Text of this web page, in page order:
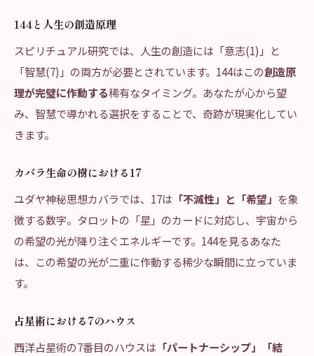
144と人生の創造原理
スピリチュアル研究では、人生の創造には「意志(1)」と
「智慧(7)」の両方が必要とされています。144はこの創造原
理が完璧に作動する稀有なタイミング。あなたが心から望
み、智慧で導かれる選択をすることで、奇跡が現実化してい
きます。
カバラ生命の樹における17
ユダヤ神秘思想カバラでは、17は 「不滅性」と「希望」 を象
徴する数字。タロットの「星」のカードに対応し、宇宙から
の希望の光が降り注ぐエネルギーです。144を見るあなた
は、この希望の光が二重に作動する稀少な瞬間に立っていま
す。
占星術における7のハウス
西洋占星術の7番目のハウスは 「パートナーシップ」「結